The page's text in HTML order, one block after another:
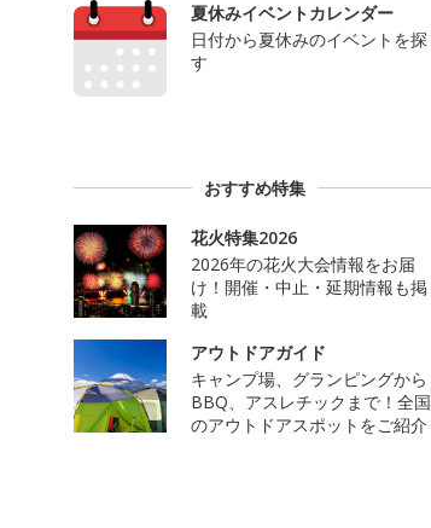
夏休みイベントカレンダー
日付から夏休みのイベントを探
す
おすすめ特集
花火特集2026
2026年の花火大会情報をお届
け！開催・中止・延期情報も掲
載
アウトドアガイド
キャンプ場、グランピングから
BBQ、アスレチックまで！全国
のアウトドアスポットをご紹介